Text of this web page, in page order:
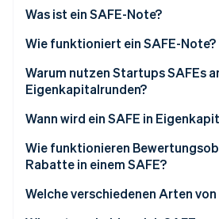
Erfahren Sie, wie
Was ist ein SAFE-Note?
Wie funktioniert ein SAFE-Note?
Warum nutzen Startups SAFEs
Eigenkapitalrunden?
Wann wird ein SAFE in
Qualifizierte
Wie funktionieren
Rabatte in einem SAFE?
Welche verschiedenen Arten